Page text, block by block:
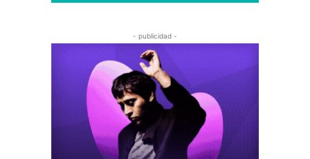
- publicidad -